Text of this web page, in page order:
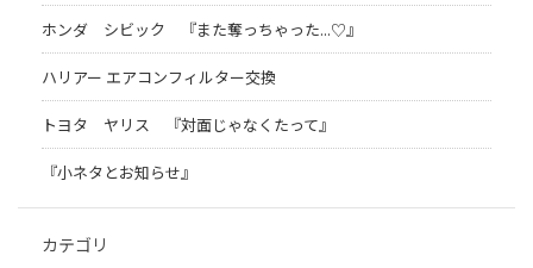
ホンダ シビック 『また奪っちゃった...♡』
ハリアー エアコンフィルター交換
トヨタ ヤリス 『対面じゃなくたって』
『小ネタとお知らせ』
カテゴリ